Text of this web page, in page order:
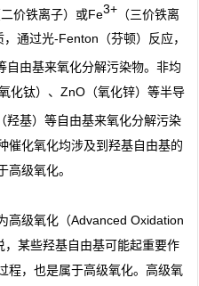
二价铁离子）或Fe3+ （三价铁离
，通过光-Fenton（芬顿）反应，
自由基来氧化分解污染物。非均
氧化钛）、ZnO（氧化锌）等半导
羟基）等自由基来氧化分解污染
催化氧化均涉及到羟基自由基的
高级氧化。
高级氧化（Advanced Oxidation
某些羟基自由基可能起重要作
程，也是属于高级氧化。高级氧